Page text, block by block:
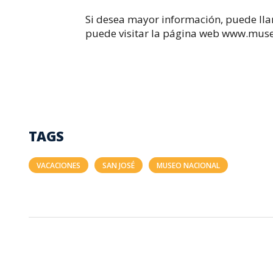
Si desea mayor información, puede
puede visitar la página web
TAGS
VACACIONES SAN JOSÉ MUSEO NACIONAL